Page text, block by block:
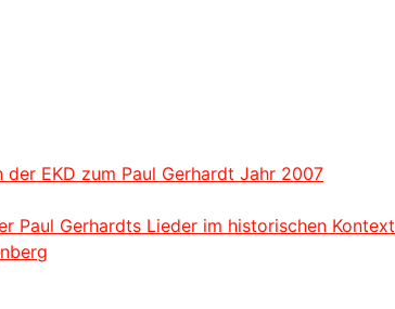
EKD zum Paul Gerhardt Jahr 2007
Paul Gerhardts Lieder im historischen Kontext